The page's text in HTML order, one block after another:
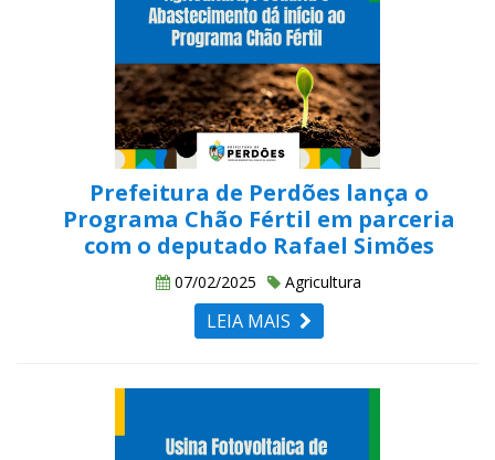
Prefeitura de Perdões lança o
Programa Chão Fértil em parceria
com o deputado Rafael Simões
07/02/2025 Agricultura
LEIA MAIS